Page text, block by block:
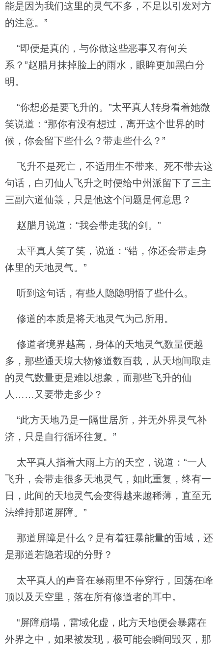
能是因为我们这里的灵气不多，不足以引发对方
的注意。”
“即便是真的，与你做这些恶事又有何关
系？”赵腊月抹掉脸上的雨水，眼眸更加黑白分
明。
“你想必是要飞升的。”太平真人转身看着她微
笑说道：“那你有没有想过，离开这个世界的时
候，你会留下些什么？带走些什么？”
飞升不是死亡，不适用生不带来、死不带去这
句话，白刃仙人飞升之时便给中州派留下了三主
三副六道仙箓，只是他这个问题是何意思？
赵腊月说道：“我会带走我的剑。”
太平真人笑了笑，说道：“错，你还会带走身
体里的天地灵气。”
听到这句话，有些人隐隐明悟了些什么。
修道的本质是将天地灵气为己所用。
修道者境界越高，身体的天地灵气数量便越
多，那些通天境大物修道数百载，从天地间取走
的灵气数量更是难以想象，而那些飞升的仙
人……又要带走多少？
“此方天地乃是一隔世居所，并无外界灵气补
济，只是自行循环往复。”
太平真人指着大雨上方的天空，说道：“一人
飞升，会带走很多天地灵气，如此重复，终有一
日，此间的天地灵气会变得越来越稀薄，直至无
法维持那道屏障。”
那道屏障是什么？是有着狂暴能量的雷域，还
是那道若隐若现的分野？
太平真人的声音在暴雨里不停穿行，回荡在峰
顶以及天空里，落在所有修道者的耳中。
“屏障崩塌，雷域化虚，此方天地便会暴露在
外界之中，如果被发现，极可能会瞬间毁灭，那